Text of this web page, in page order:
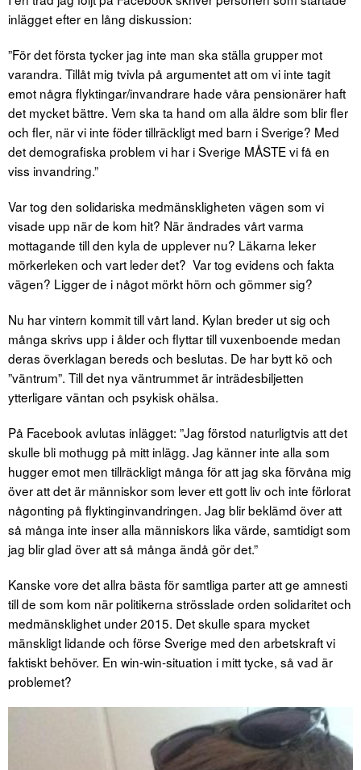
inlägget efter en lång diskussion:
”För det första tycker jag inte man ska ställa grupper mot
varandra. Tillåt mig tvivla på argumentet att om vi inte tagit
emot några flyktingar/invandrare hade våra pensionärer haft
det mycket bättre. Vem ska ta hand om alla äldre som blir fler
och fler, när vi inte föder tillräckligt med barn i Sverige? Med
det demografiska problem vi har i Sverige MÅSTE vi få en
viss invandring.”
Var tog den solidariska medmänskligheten vägen som vi
visade upp när de kom hit? När ändrades vårt varma
mottagande till den kyla de upplever nu? Läkarna leker
mörkerleken och vart leder det? Var tog evidens och fakta
vägen? Ligger de i något mörkt hörn och gömmer sig?
Nu har vintern kommit till vårt land. Kylan breder ut sig och
många skrivs upp i ålder och flyttar till vuxenboende medan
deras överklagan bereds och beslutas. De har bytt kö och
”väntrum”. Till det nya väntrummet är inträdesbiljetten
ytterligare väntan och psykisk ohälsa.
På Facebook avlutas inlägget: ”Jag förstod naturligtvis att det
skulle bli mothugg på mitt inlägg. Jag känner inte alla som
hugger emot men tillräckligt många för att jag ska förvåna mig
över att det är människor som lever ett gott liv och inte förlorat
någonting på flyktinginvandringen. Jag blir beklämd över att
så många inte inser alla människors lika värde, samtidigt som
jag blir glad över att så många ändå gör det.”
Kanske vore det allra bästa för samtliga parter att ge amnesti
till de som kom när politikerna strösslade orden solidaritet och
medmänsklighet under 2015. Det skulle spara mycket
mänskligt lidande och förse Sverige med den arbetskraft vi
faktiskt behöver. En win-win-situation i mitt tycke, så vad är
problemet?